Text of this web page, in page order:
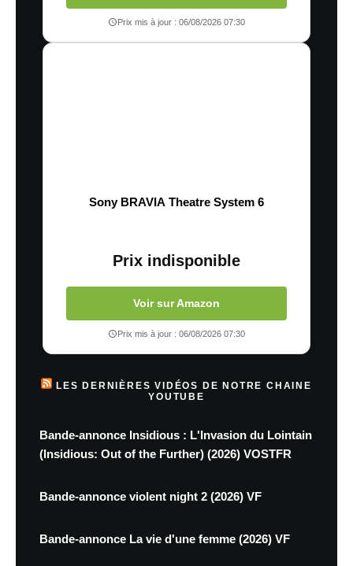
Prix mis à jour : 06/08/2026 07:30
Sony BRAVIA Theatre System 6
Prix indisponible
Voir sur Amazon
Prix mis à jour : 06/08/2026 07:30
LES DERNIÈRES VIDÉOS DE NOTRE CHAINE
YOUTUBE
Bande-annonce Insidious : L'Invasion du Lointain
(Insidious: Out of the Further) (2026) VOSTFR
Bande-annonce violent night 2 (2026) VF
Bande-annonce La vie d'une femme (2026) VF